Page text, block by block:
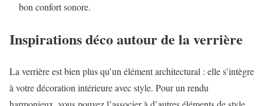
bon confort sonore.
Inspirations déco autour de la verrière
La verrière est bien plus qu’un élément architectural : elle s’intègre
à votre décoration intérieure avec style. Pour un rendu